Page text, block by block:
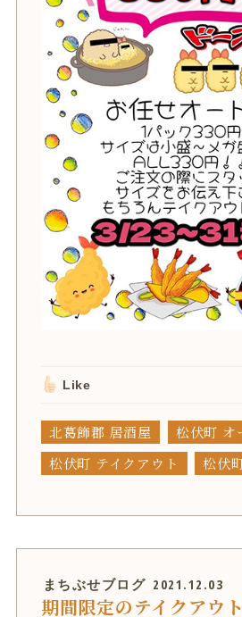
Like
北葛飾郡 居酒屋
松伏町 オ
松伏町 テイクアウト
松伏
まちぶせブログ 2021.12.03
期間限定のテイクアウ